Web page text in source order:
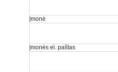
Įmonė
Įmonės el. paštas